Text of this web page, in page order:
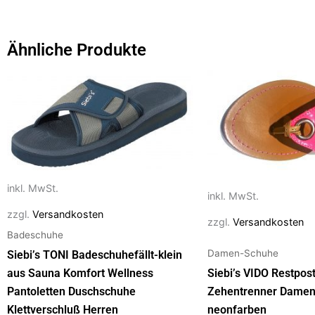
b
o
k
d
o
n
Ähnliche Produkte
inkl. MwSt.
zzgl. Versandkosten
Badeschuhe
Siebi’s TONI Badeschuhefällt-klein
aus Sauna Komfort Wellness
Pantoletten Duschschuhe
Klettverschluß Herren
mehrere
Varianten
Die
Optionen
der
Produktseite
gewählt
inkl. MwSt.
zzgl. Versandkosten
Damen-Schuhe
Siebi’s VIDO
Zehentrenner
neonfarben
Produkt
weist
mehrere
Varianten
Die
können
Produktseite
gewählt